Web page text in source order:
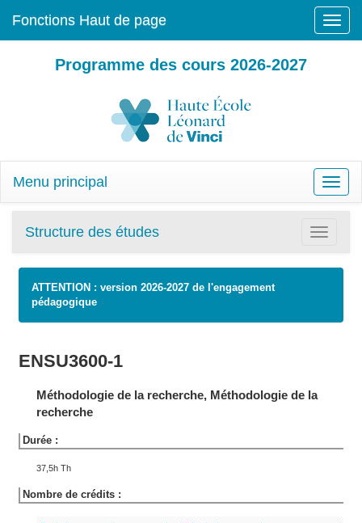
Toggle
Fonctions Haut de page
Programme des cours 2026-2027
Toggle
Menu principal
Toggle
Structure des études
ATTENTION : version 2026-2027 de l'engagement
pédagogique
ENSU3600-1
Méthodologie de la recherche, Méthodologie de la
recherche
Durée :
37,5h Th
Nombre de crédits :